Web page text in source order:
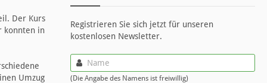
Der Kurs
konnten in
Umzug
Registrieren Sie sich jetzt für unseren
kostenlosen Newsletter.
(Die Angabe des Namens ist freiwillig)